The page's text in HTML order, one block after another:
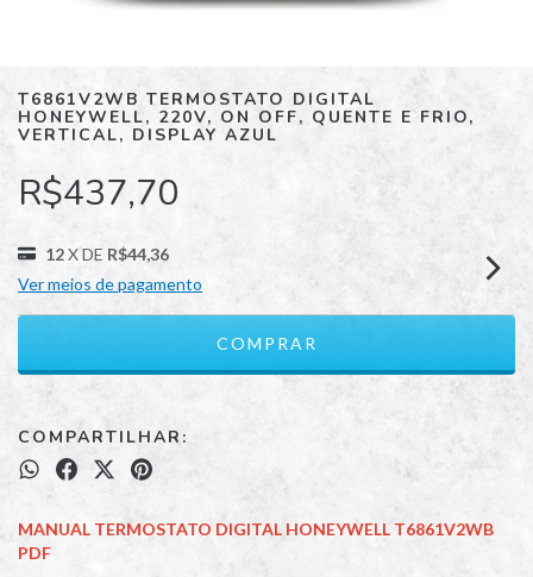
T6861V2WB TERMOSTATO DIGITAL
HONEYWELL, 220V, ON OFF, QUENTE E FRIO,
VERTICAL, DISPLAY AZUL
R$437,70
12X DE R$44,36
Ver meios de pagamento
COMPARTILHAR:
MANUAL TERMOSTATO DIGITAL HONEYWELL T6861V2WB
PDF